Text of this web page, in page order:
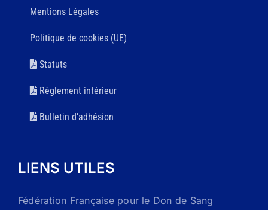
Mentions Légales
Politique de cookies (UE)
Statuts
Règlement intérieur
Bulletin d’adhésion
LIENS UTILES
Fédération Française pour le Don de Sang